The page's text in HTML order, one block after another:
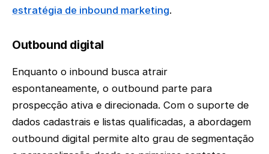
estratégia de inbound marketing.
Outbound digital
Enquanto o inbound busca atrair
espontaneamente, o outbound parte para
prospecção ativa e direcionada. Com o suporte de
dados cadastrais e listas qualificadas, a abordagem
outbound digital permite alto grau de segmentação